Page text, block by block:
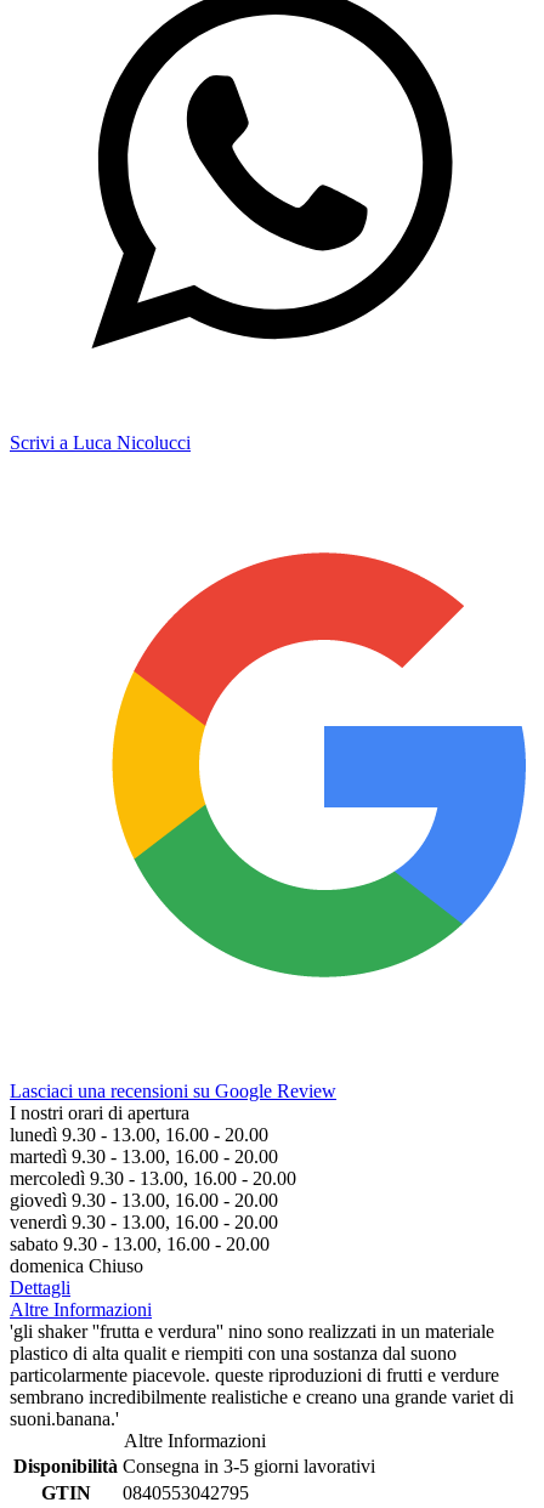
Scrivi a Luca Nicolucci
Lasciaci una recensioni su Google Review
I nostri orari di apertura
lunedì 9.30 - 13.00, 16.00 - 20.00
martedì 9.30 - 13.00, 16.00 - 20.00
mercoledì 9.30 - 13.00, 16.00 - 20.00
giovedì 9.30 - 13.00, 16.00 - 20.00
venerdì 9.30 - 13.00, 16.00 - 20.00
sabato 9.30 - 13.00, 16.00 - 20.00
domenica Chiuso
Dettagli
Altre Informazioni
'gli shaker ''frutta e verdura'' nino sono realizzati in un materiale
plastico di alta qualit e riempiti con una sostanza dal suono
particolarmente piacevole. queste riproduzioni di frutti e verdure
sembrano incredibilmente realistiche e creano una grande variet di
suoni.banana.'
Altre Informazioni
Disponibilità Consegna in 3-5 giorni lavorativi
GTIN
0840553042795